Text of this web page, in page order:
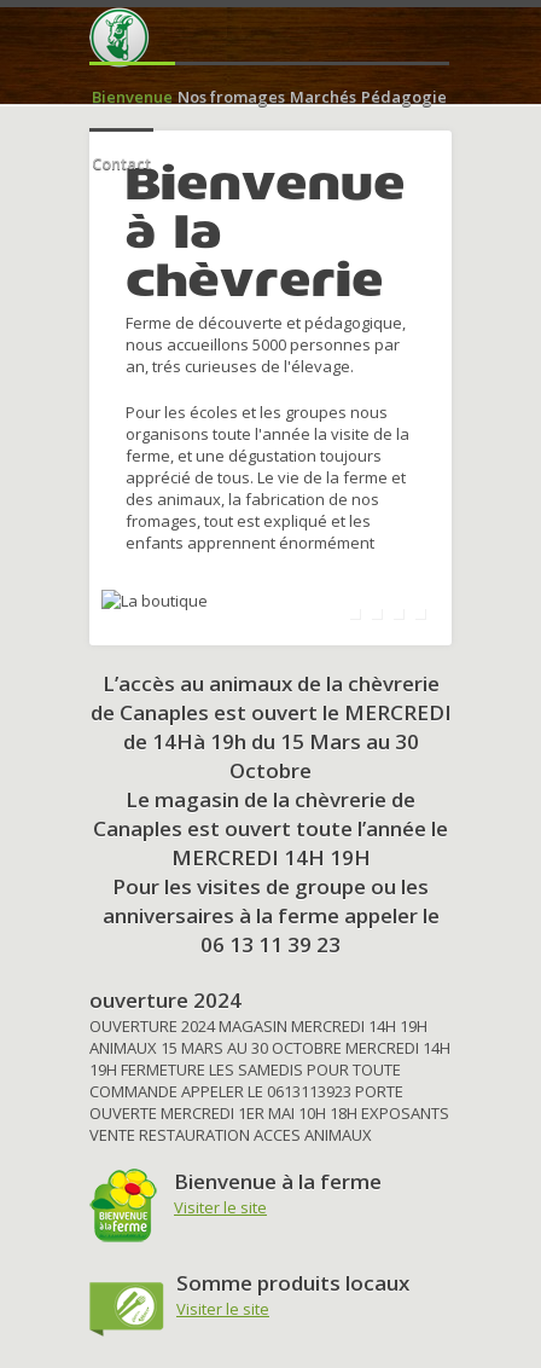
Bienvenue Nos fromages Marchés Pédagogie
ContactBienvenue
à la
chèvrerie
Ferme de découverte et pédagogique,
nous accueillons 5000 personnes par
an, trés curieuses de l'élevage.
Pour les écoles et les groupes nous
organisons toute l'année la visite de la
ferme, et une dégustation toujours
apprécié de tous. Le vie de la ferme et
des animaux, la fabrication de nos
fromages, tout est expliqué et les
enfants apprennent énormément
L’accès au animaux de la chèvrerie
de Canaples est ouvert le MERCREDI
de 14Hà 19h du 15 Mars au 30
Octobre
Le magasin de la chèvrerie de
Canaples est ouvert toute l’année le
MERCREDI 14H 19H
Pour les visites de groupe ou les
anniversaires à la ferme appeler le
06 13 11 39 23
ouverture 2024
OUVERTURE 2024 MAGASIN MERCREDI 14H 19H
ANIMAUX 15 MARS AU 30 OCTOBRE MERCREDI 14H
19H FERMETURE LES SAMEDIS POUR TOUTE
COMMANDE APPELER LE 0613113923 PORTE
OUVERTE MERCREDI 1ER MAI 10H 18H EXPOSANTS
VENTE RESTAURATION ACCES ANIMAUX
Bienvenue à la ferme
Visiter le site
Somme produits locaux
Visiter le site